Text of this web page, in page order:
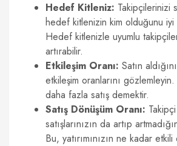
Hedef Kitleniz: Takipçilerinizi
hedef kitlenizin kim olduğunu iyi
Hedef kitlenizle uyumlu
artırabilir.
Etkileşim Oranı: Satın
etkileşim oranlarını
daha fazla satış demektir.
Satış Dönüşüm Oranı:
satışlarınızın da artıp
Bu, yatırımınızın ne kadar